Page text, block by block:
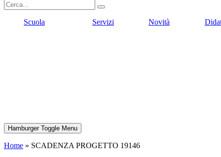
Scuola Servizi Novità
Hamburger Toggle Menu
Home » SCADENZA PROGETTO 19146